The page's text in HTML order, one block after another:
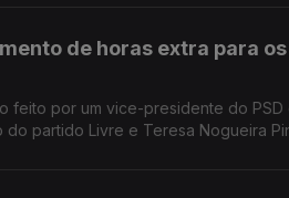
de horas extra para
feito por um vice-presidente do
partido Livre e Teresa Nogueira